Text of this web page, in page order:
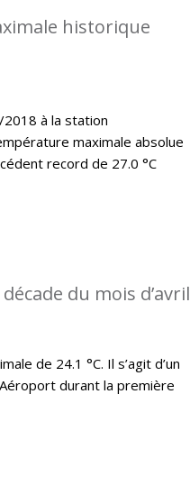
historique
à la station
maximale absolue
record de 27.0 °C
du mois d’avril
de 24.1 °C. Il s’agit d’un
durant la première